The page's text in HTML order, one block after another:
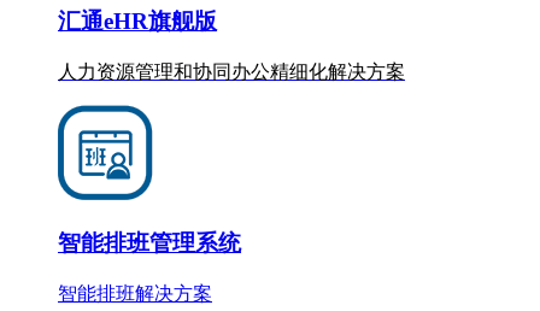
汇通eHR旗舰版
人力资源管理和协同办公精细化解决方案
智能排班管理系统
智能排班解决方案